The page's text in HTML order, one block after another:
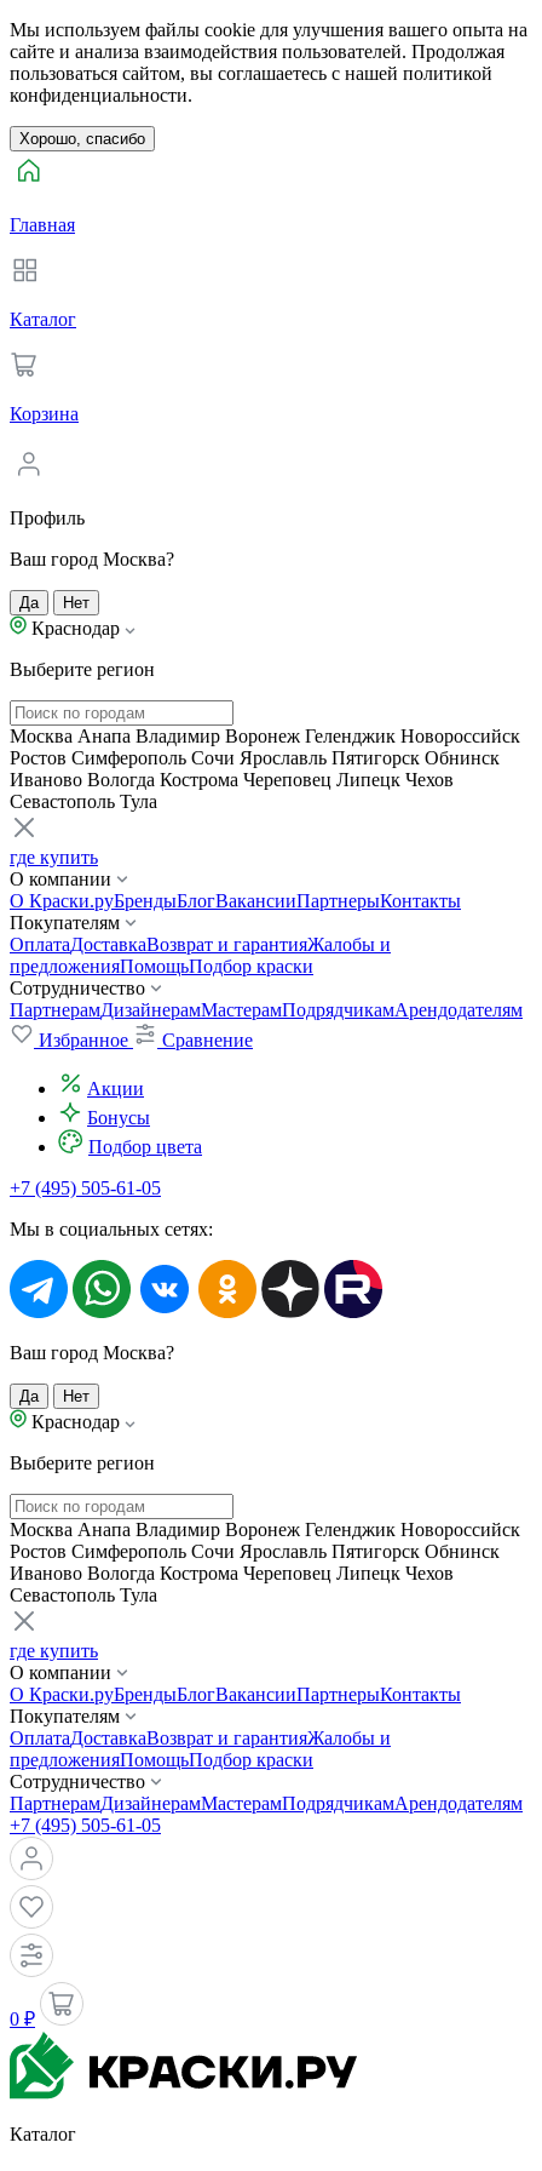
Мы используем файлы cookie для улучшения вашего опыта на
сайте и анализа взаимодействия пользователей. Продолжая
пользоваться сайтом, вы соглашаетесь с нашей политикой
конфиденциальности.
Хорошо, спасибо
Главная
Каталог
Корзина
Профиль
Ваш город Москва?
Да Нет
Краснодар
Выберите регион
Москва Анапа Владимир Воронеж Геленджик Новороссийск
Ростов Симферополь Сочи Ярославль Пятигорск Обнинск
Иваново Вологда Кострома Череповец Липецк Чехов
Севастополь Тула
где купить
О компании
О Краски.руБрендыБлогВакансииПартнерыКонтакты
Покупателям
ОплатаДоставкаВозврат и гарантияЖалобы и
предложенияПомощьПодбор краски
Сотрудничество
ПартнерамДизайнерамМастерамПодрядчикамАрендодателям
Избранное
Сравнение
Акции
Бонусы
Подбор цвета
+7 (495) 505-61-05
Мы в социальных сетях:
Ваш город Москва?
Да Нет
Краснодар
Выберите регион
Москва Анапа Владимир Воронеж Геленджик Новороссийск
Ростов Симферополь Сочи Ярославль Пятигорск Обнинск
Иваново Вологда Кострома Череповец Липецк Чехов
Севастополь Тула
где купить
О компании
О Краски.руБрендыБлогВакансииПартнерыКонтакты
Покупателям
ОплатаДоставкаВозврат и гарантияЖалобы и
предложенияПомощьПодбор краски
Сотрудничество
ПартнерамДизайнерамМастерамПодрядчикамАрендодателям
+7 (495) 505-61-05
0 ₽
Каталог